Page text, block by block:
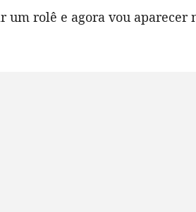
um rolê e agora vou aparecer